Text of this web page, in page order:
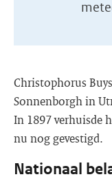
Christophorus
Sonnenborgh in
In 1897 verhuisde
nu nog gevestigd.
Nationaal